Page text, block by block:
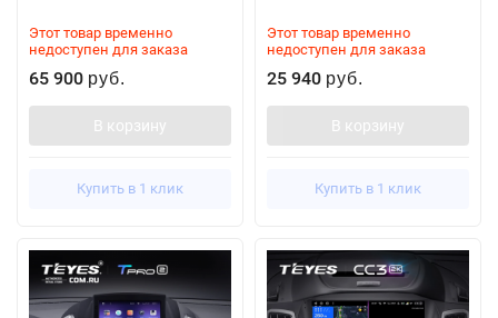
Этот товар временно
недоступен для заказа
65 900 руб.
В корзину
Купить в 1 клик
Этот товар временно
недоступен для заказа
25 940 руб.
В корзину
Купить в 1 клик